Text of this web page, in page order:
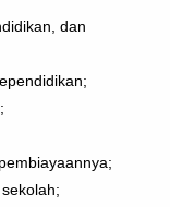
dan